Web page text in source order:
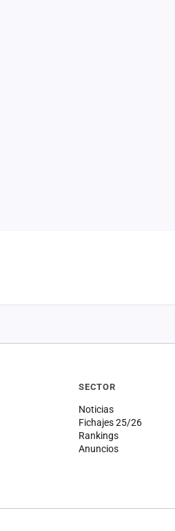
SECTOR
Noticias
Fichajes 25/26
Rankings
Anuncios